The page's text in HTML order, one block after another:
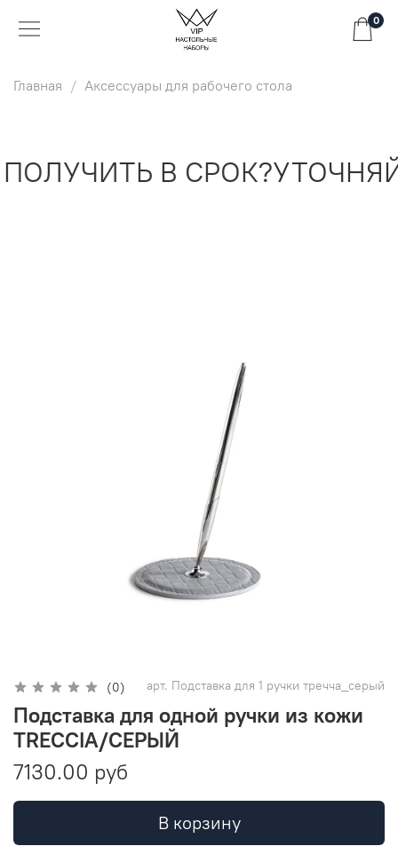
0
Главная Аксессуары для рабочего стола
В СРОК?
(0) арт. Подставка для 1 ручки тречча_серый
Подставка для одной ручки из кожи
TRECCIA/СЕРЫЙ
7130.00 руб
В корзину